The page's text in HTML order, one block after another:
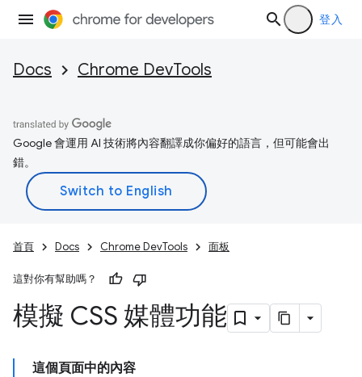
登入
Docs Chrome DevTools
Google 會運用 AI 技術將內容翻譯成你偏好的語言，但可能會出
錯。
首頁 Docs Chrome DevTools 面板
這對你有幫助嗎？
模擬 CSS 媒體功能
這個頁面中的內容